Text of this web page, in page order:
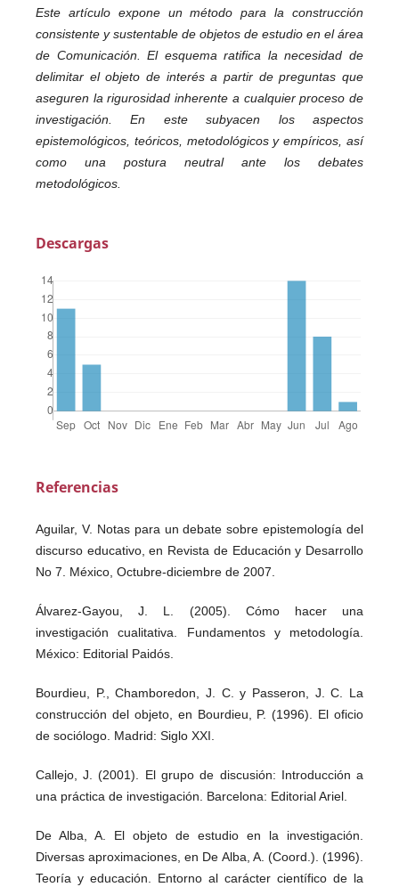
Este artículo expone un método para la construcción
consistente y sustentable de objetos de estudio en el área
de Comunicación. El esquema ratifica la necesidad de
delimitar el objeto de interés a partir de preguntas que
aseguren la rigurosidad inherente a cualquier proceso de
investigación. En este subyacen los aspectos
epistemológicos, teóricos, metodológicos y empíricos, así
como una postura neutral ante los debates
metodológicos.
Descargas
Referencias
Aguilar, V. Notas para un debate sobre epistemología del
discurso educativo, en Revista de Educación y Desarrollo
No 7. México, Octubre-diciembre de 2007.
Álvarez-Gayou, J. L. (2005). Cómo hacer una
investigación cualitativa. Fundamentos y metodología.
México: Editorial Paidós.
Bourdieu, P., Chamboredon, J. C. y Passeron, J. C. La
construcción del objeto, en Bourdieu, P. (1996). El oficio
de sociólogo. Madrid: Siglo XXI.
Callejo, J. (2001). El grupo de discusión: Introducción a
una práctica de investigación. Barcelona: Editorial Ariel.
De Alba, A. El objeto de estudio en la investigación.
Diversas aproximaciones, en De Alba, A. (Coord.). (1996).
Teoría y educación. Entorno al carácter científico de la